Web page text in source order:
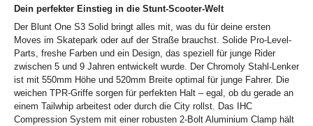
Dein perfekter Einstieg in die Stunt-Scooter-Welt
Der Blunt One S3 Solid bringt alles mit, was du für deine ersten
Moves im Skatepark oder auf der Straße brauchst. Solide Pro-Level-
Parts, freshe Farben und ein Design, das speziell für junge Rider
zwischen 5 und 9 Jahren entwickelt wurde. Der Chromoly Stahl-Lenker
ist mit 550mm Höhe und 520mm Breite optimal für junge Fahrer. Die
weichen TPR-Griffe sorgen für perfekten Halt – egal, ob du gerade an
einem Tailwhip arbeitest oder durch die City rollst. Das IHC
Compression System mit einer robusten 2-Bolt Aluminium Clamp hält